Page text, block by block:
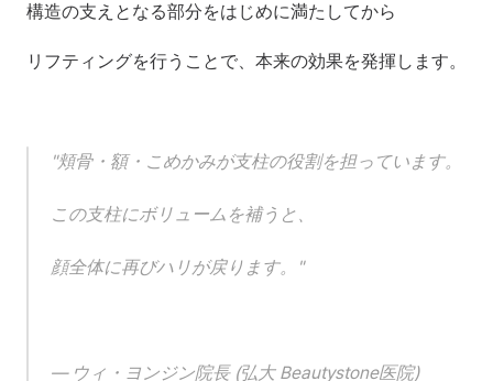
構造の支えとなる部分をはじめに満たしてから
リフティングを行うことで、本来の効果を発揮します。
"頬骨・額・こめかみが支柱の役割を担っています。
この支柱にボリュームを補うと、
顔全体に再びハリが戻ります。"
— ウィ・ヨンジン院長 (弘大 Beautystone医院)